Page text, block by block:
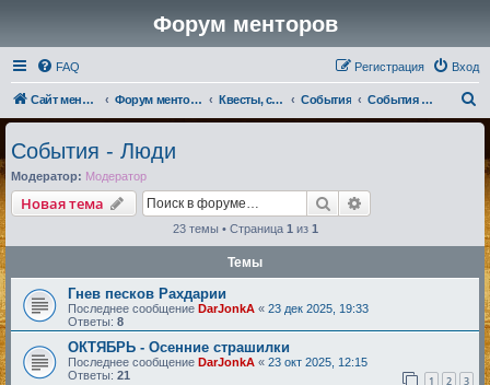
Форум менторов
FAQ Вход
Регистрация
Сайт менторов Форум менторов Квесты, события, репутации События События - Люди
о
События - Люди
Модератор: Модератор
Новая тема Поиск Расширенный
23 темы • Страница 1 из 1
Темы
Гнев песков Рахдарии
Последнее сообщение DarJonkA « 23 дек 2025, 19:33
Ответы: 8
ОКТЯБРЬ - Осенние страшилки
Последнее сообщение DarJonkA « 23 окт 2025, 12:15
Ответы: 21 1 2 3